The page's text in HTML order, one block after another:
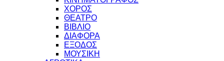
ΧΟΡΟΣ
ΘΕΑΤΡΟ
ΒΙΒΛΙΟ
ΔΙΑΦΟΡΑ
ΕΞΟΔΟΣ
ΜΟΥΣΙΚΗ